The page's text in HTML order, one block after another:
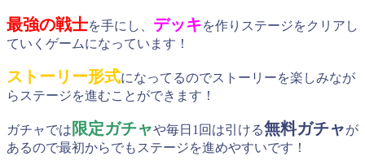
最強の戦士を手にし、 デッキを作りステージをクリアし
ていくゲームになっています！
ストーリー形式になってるのでストーリーを楽しみなが
らステージを進むことができます！
ガチャでは 限定ガチャや毎日1回は引ける無料ガチャが
あるので最初からでもステージを進めやすいです！